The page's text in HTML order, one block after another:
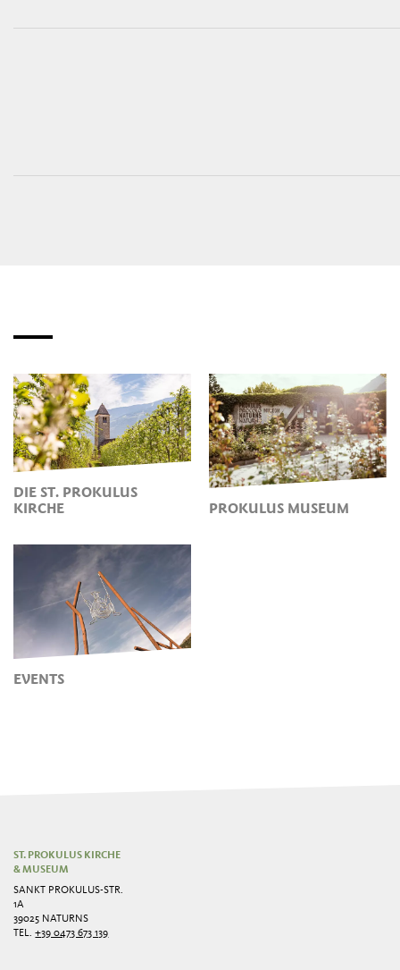
DIE ST. PROKULUS
KIRCHE
PROKULUS MUSEUM
EVENTS
ST. PROKULUS KIRCHE
& MUSEUM
SANKT PROKULUS-STR.
1A
39025 NATURNS
TEL.+39 0473 673 139